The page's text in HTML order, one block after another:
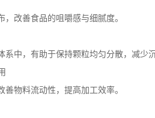
，改善食品的咀嚼感与细腻度。
系中，有助于保持颗粒均匀分散，减少沉
善物料流动性，提高加工效率。